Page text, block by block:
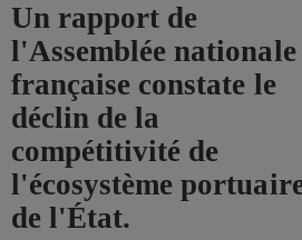
Un rapport de
l'Assemblée nationale
française constate le
déclin de la
compétitivité de
l'écosystème
de l'État.